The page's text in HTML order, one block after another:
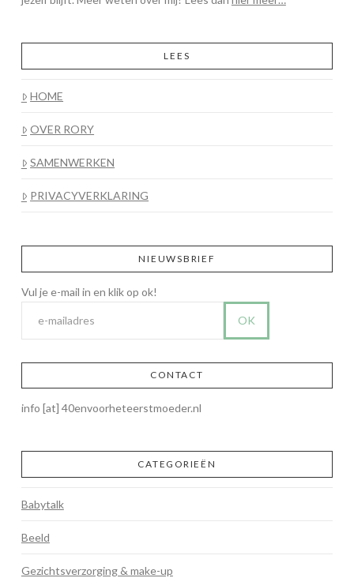
LEES
HOME
OVER RORY
SAMENWERKEN
PRIVACYVERKLARING
NIEUWSBRIEF
CONTACT
info [at] 40envoorheteerstmoeder.nl
CATEGORIEËN
Babytalk
Beeld
Gezichtsverzorging & make-up